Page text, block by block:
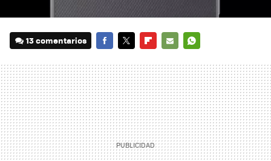
13 comentarios
MAIL